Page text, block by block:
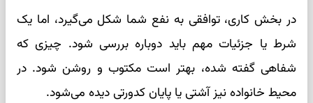
در بخش کاری، توافقی به نفع شما شکل می‌گیرد، اما یک
شرط یا جزئیات مهم باید دوباره بررسی شود. چیزی که
شفاهی گفته شده، بهتر است مکتوب و روشن شود. در
محیط خانواده نیز آشتی یا پایان کدورتی دیده می‌شود.